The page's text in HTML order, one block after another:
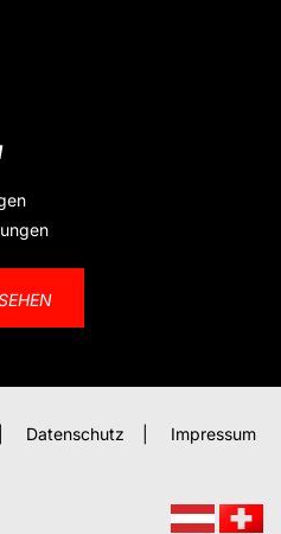
Datenschutz
Impressum